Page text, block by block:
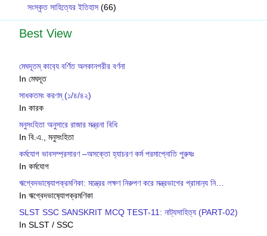
সংস্কৃত সাহিত্যের ইতিহাস (66)
Best View
মেঘদূতম্ কাব‍্যে বর্ণিত অলকানগরীর বর্ণনা
In মেঘদূত
সাধকতমং করণম্ (১/৪/৪২)
In কারক
মনুসংহিতা অনুসারে রাজার মন্ত্রনা বিধি
In বি.এ., মনুসংহিতা
কর্মযোগ ভাবসম্প্রসারণ –অসক্তো হ্যাচরণ কর্ম পরমাপ্নোতি পুরুষঃ
In কর্মযোগ
ঋগ্বেদভাষ‍্যোপক্রমণিকা: মন্ত্রের লক্ষণ নিরুপণ করে মন্ত্রভাগের প্রামান‍্য নি…
In ঋগ্বেদভাষ‍্যোপক্রমণিকা
SLST SSC SANSKRIT MCQ TEST-11: নাট্যসাহিত্য (PART-02)
In SLST / SSC